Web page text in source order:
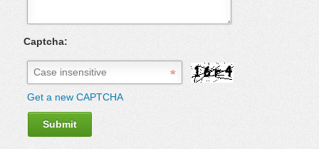
Captcha:
Get a new CAPTCHA
Submit